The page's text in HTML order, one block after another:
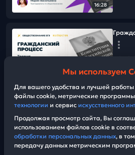
16:28
16:28
25
Мы используем
Для вашего удобства и лучшей
файлы cookie, метрические
технологии и сервис искусственного
Продолжая просмотр сайта, Вы
использованием файлов cookie в
обработки персональных данных, в
передачу данных метрическим